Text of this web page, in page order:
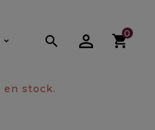
0

en stock.